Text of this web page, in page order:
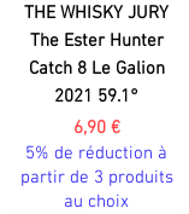
THE WHISKY JURY
The Ester Hunter
Catch 8 Le Galion
2021 59.1°
Prix
6,90 €
5% de réduction à
partir de 3 produits
au choix